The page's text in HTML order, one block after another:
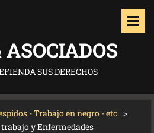
SUS DERECHOS
- Trabajo en negro - etc. >
y Enfermedades